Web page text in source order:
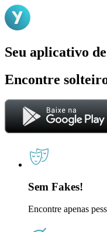
Seu aplicativo
Encontre
Sem Fakes!
Encontre apenas